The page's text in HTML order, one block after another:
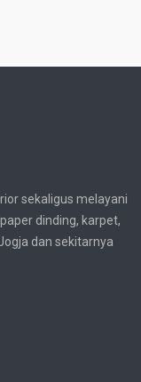
sekaligus melayani
dinding, karpet,
dan sekitarnya